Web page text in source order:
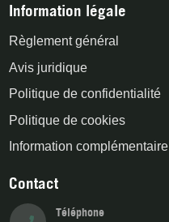
Information légale
Règlement général
Avis juridique
Politique de confidentialité
Politique de cookies
Information complémentaire
Contact
Téléphone